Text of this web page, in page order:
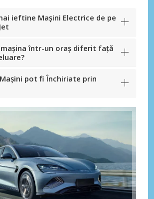
de top
ofertele exclusive ale
noștri
ieftine Mașini Electrice de pe
într-un oraș diferit față
pot fi Închiriate prin